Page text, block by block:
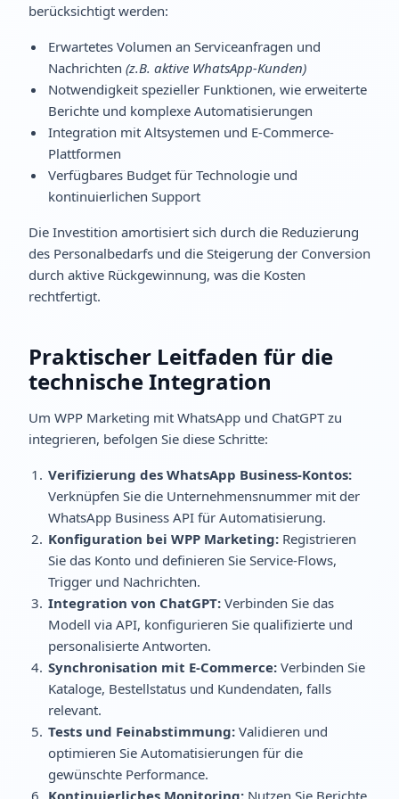
berücksichtigt werden:
Erwartetes Volumen an Serviceanfragen und
Nachrichten (z.B. aktive WhatsApp-Kunden)
Notwendigkeit spezieller Funktionen, wie erweiterte
Berichte und komplexe Automatisierungen
Integration mit Altsystemen und E-Commerce-
Plattformen
Verfügbares Budget für Technologie und
kontinuierlichen Support
Die Investition amortisiert sich durch die Reduzierung
des Personalbedarfs und die Steigerung der Conversion
durch aktive Rückgewinnung, was die Kosten
rechtfertigt.
Praktischer Leitfaden für die
technische Integration
Um WPP Marketing mit WhatsApp und ChatGPT zu
integrieren, befolgen Sie diese Schritte:
Verifizierung des WhatsApp Business-Kontos:
Verknüpfen Sie die Unternehmensnummer mit der
WhatsApp Business API für Automatisierung.
Konfiguration bei WPP Marketing: Registrieren
Sie das Konto und definieren Sie Service-Flows,
Trigger und Nachrichten.
Integration von ChatGPT: Verbinden Sie das
Modell via API, konfigurieren Sie qualifizierte und
personalisierte Antworten.
Synchronisation mit E-Commerce: Verbinden Sie
Kataloge, Bestellstatus und Kundendaten, falls
relevant.
Tests und Feinabstimmung: Validieren und
optimieren Sie Automatisierungen für die
gewünschte Performance.
Kontinuierliches Monitoring: Nutzen Sie Berichte,